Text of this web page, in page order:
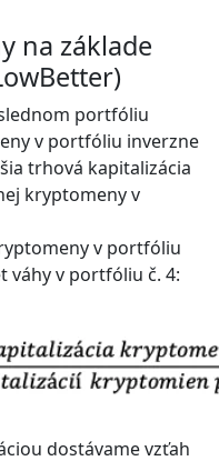
na základe
portfóliu
v portfóliu inverzne
trhová kapitalizácia
kryptomeny v
v portfóliu
váhy v portfóliu č. 4:
dostávame vzťah